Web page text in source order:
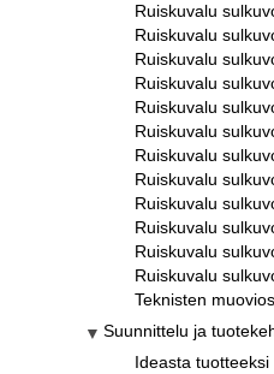
Ruiskuvalu
Ruiskuvalu
Ruiskuvalu
Ruiskuvalu
Ruiskuvalu
Ruiskuvalu
Ruiskuvalu
Ruiskuvalu
Ruiskuvalu
Ruiskuvalu
Ruiskuvalu
Ruiskuvalu
Teknisten
Suunnittelu ja
Ideasta tuotteeksi